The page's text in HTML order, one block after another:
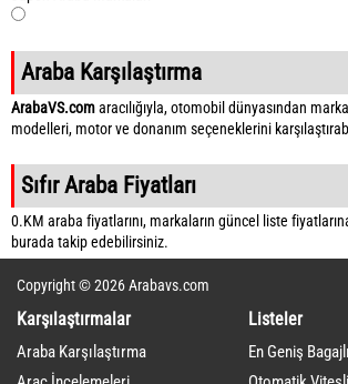
Araba Karşılaştırma
ArabaVS.comaracılığıyla, otomobil dünyasından
modelleri, motor ve donanım seçeneklerini
Sıfır Araba Fiyatları
0.KM araba fiyatlarını, markaların güncel liste
burada takip edebilirsiniz.
Copyright © 2026 Arabavs.com
Karşılaştırmalar
Araba Karşılaştırma
Listeler
En Geniş